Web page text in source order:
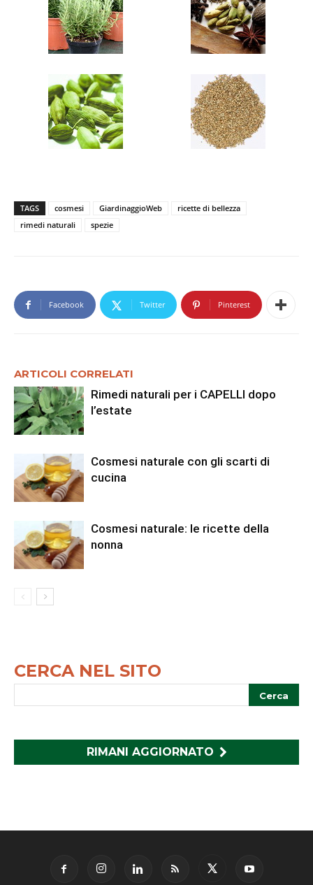
TAGS cosmesi GiardinaggioWeb
ricette di bellezza
rimedi naturali
spezie
Facebook Twitter Pinterest
ARTICOLI CORRELATI
Rimedi naturali per i CAPELLI dopo
l’estate
Cosmesi naturale con gli scarti di
cucina
Cosmesi naturale: le ricette della
nonna
CERCA NEL SITO
RIMANI AGGIORNATO